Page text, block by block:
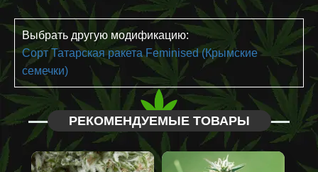
Выбрать другую модификацию:
Сорт Татарская ракета Feminised (Крымские
семечки)
РЕКОМЕНДУЕМЫЕ ТОВАРЫ